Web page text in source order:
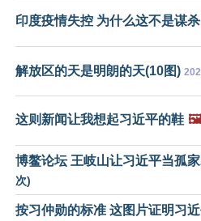
印度疫情失控 为什么这不是谋杀
解放区的天是明朗的天(10图)
这则新闻让我想起习近平的鞋 🖼️
博鳌论坛 王岐山让习近平当孤
次)
按习仲勋的标准 这图片证明习